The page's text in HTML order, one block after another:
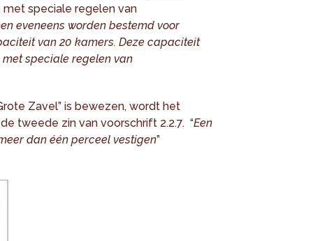
speciale regelen van
eveneens worden bestemd voor
van 20 kamers. Deze capaciteit
speciale regelen van
Zavel” is bewezen, wordt het
tweede zin van voorschrift 2.2.7. “Een
dan één perceel vestigen”